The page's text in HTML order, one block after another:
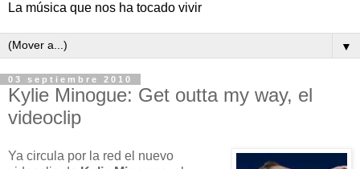
La música que nos ha tocado vivir
▼
03 septiembre 2010
Kylie Minogue: Get outta my way, el
videoclip
Ya circula por la red el nuevo